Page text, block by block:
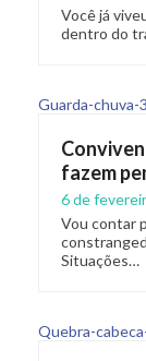
Você já
dentro do
fazem
6 de
Vou contar
Situações…